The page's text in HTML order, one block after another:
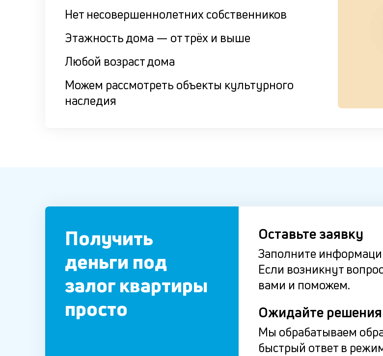
Нет несовершеннолетних собственников
Этажность дома — от трёх и выше
Любой возраст дома
Можем рассмотреть объекты культурного
наследия
Получить
деньги под
залог квартиры
просто
Оставьте заявку
Заполните
Если возникнут
вами и поможем.
Ожидайте решения
Мы обрабатываем
быстрый ответ в